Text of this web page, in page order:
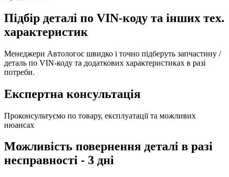
Підбір деталі по VIN-коду та інших тех.
характеристик
Менеджери Автологос швидко і точно підберуть запчастину /
деталь по VIN-коду та додаткових характеристиках в разі
потреби.
Експертна консультація
Проконсультуємо по товару, експлуатації та можливих
нюансах
Можливість повернення деталі в разі
несправності - 3 дні